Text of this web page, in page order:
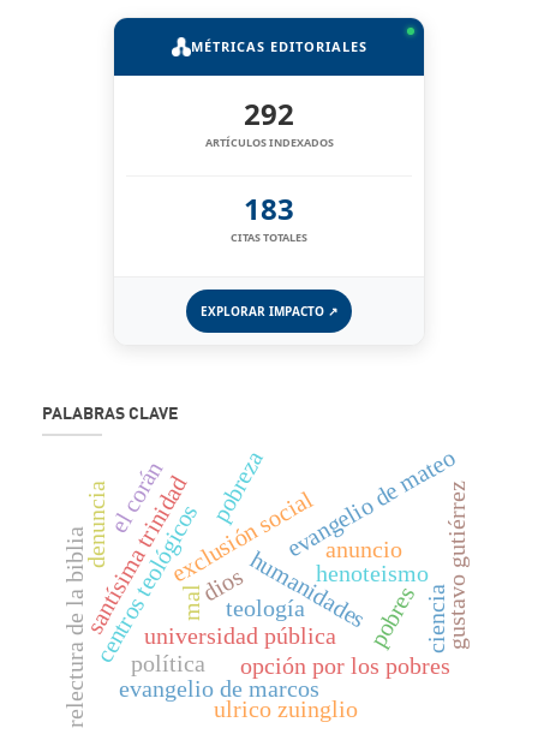
MÉTRICAS EDITORIALES
292
ARTÍCULOS INDEXADOS
183
CITAS TOTALES
EXPLORAR IMPACTO ↗
PALABRAS CLAVE
teología
universidad pública
centros teológicos humanidades
opción por los pobres
exclusión social
relectura de la biblia henoteismo
santísima trinidad evangelio de mateo
evangelio de marcos
anuncio
denuncia gustavo gutiérrez
pobres
pobreza
mal
política
el corán
dios
ulrico zuinglio
ciencia